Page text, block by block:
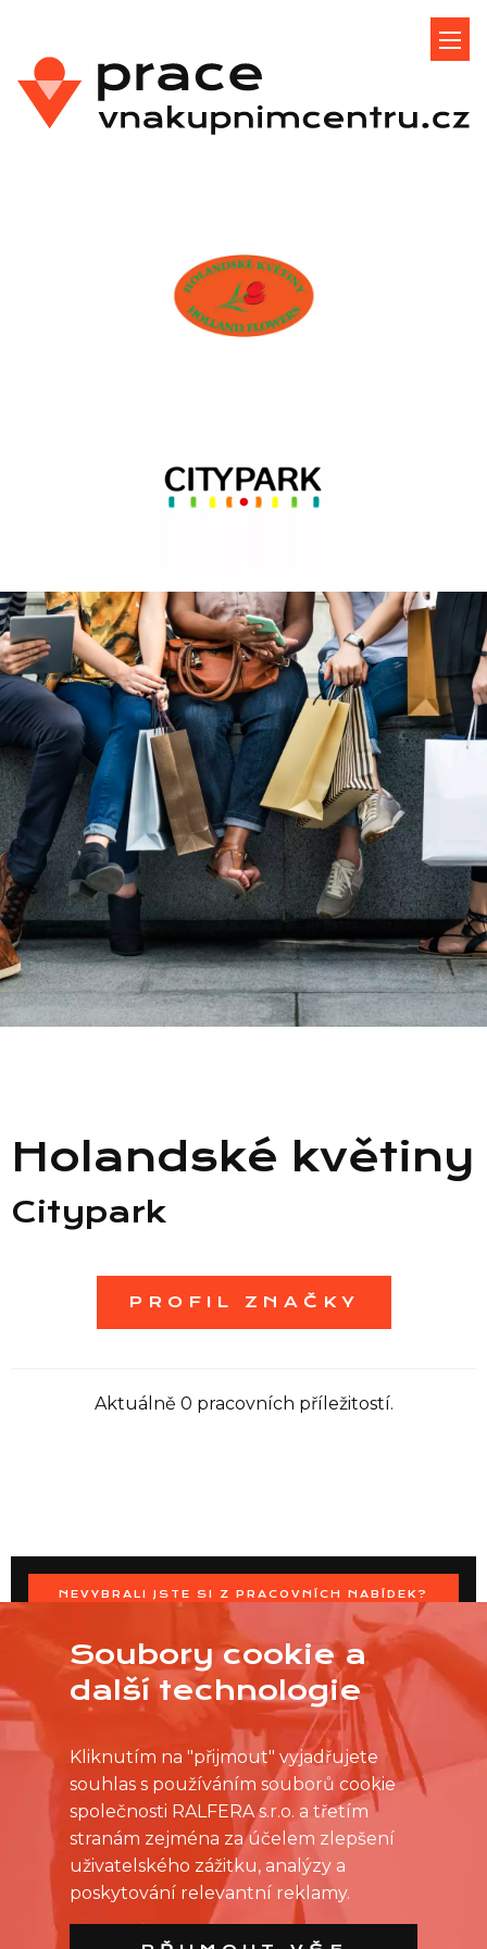
Seznam prodejen
Informace
Holandské květiny
Citypark
PROFIL ZNAČKY
Aktuálně 0 pracovních příležitostí.
NEVYBRALI JSTE SI Z PRACOVNÍCH NABÍDEK?
OSLOVTE PRODEJNU PŘÍMO S VAŠIMI ČASOVÝMI
MOŽNOSTMI
Soubory cookie a
další technologie
Kliknutím na "přijmout" vyjadřujete
souhlas s používáním souborů cookie
společnosti RALFERA s.r.o. a třetím
stranám zejména za účelem zlepšení
uživatelského zážitku, analýzy a
poskytování relevantní reklamy.